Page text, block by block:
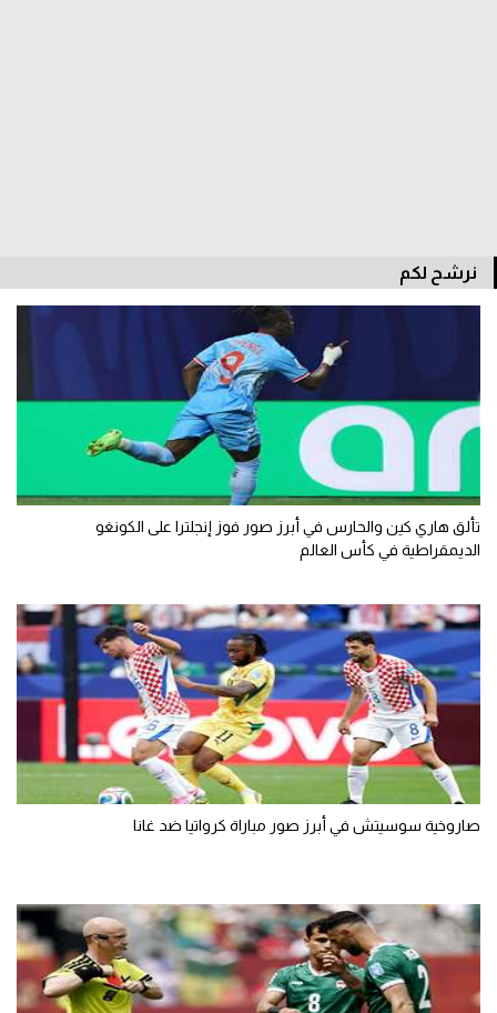
ميركاتو
تحقيق في الجول
تقرير في الجول
تحليل في الجول
كويز في الجول
فيديو في الجول
نرشح لكم
تألق هاري كين والحارس في أبرز صور فوز إنجلترا على الكونغو
الديمقراطية في كأس العالم
صاروخية سوسيتش في أبرز صور مباراة كرواتيا ضد غانا